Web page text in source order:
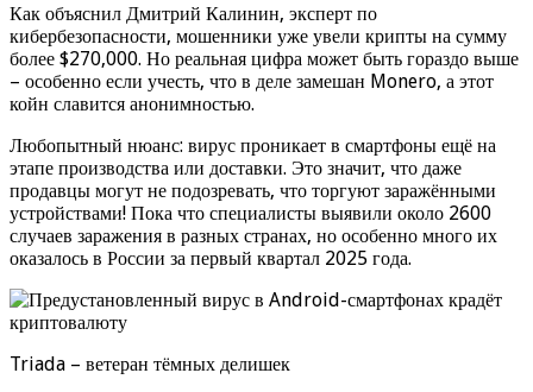
Как объяснил Дмитрий Калинин, эксперт по
кибербезопасности, мошенники уже увели крипты на сумму
более $270,000. Но реальная цифра может быть гораздо выше
– особенно если учесть, что в деле замешан Monero, а этот
койн славится анонимностью.
Любопытный нюанс: вирус проникает в смартфоны ещё на
этапе производства или доставки. Это значит, что даже
продавцы могут не подозревать, что торгуют заражёнными
устройствами! Пока что специалисты выявили около 2600
случаев заражения в разных странах, но особенно много их
оказалось в России за первый квартал 2025 года.
Triada – ветеран тёмных делишек